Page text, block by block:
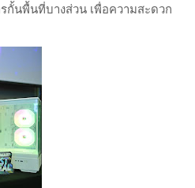
กั้นพื้นที่บางส่วน เพื่อความสะดวก